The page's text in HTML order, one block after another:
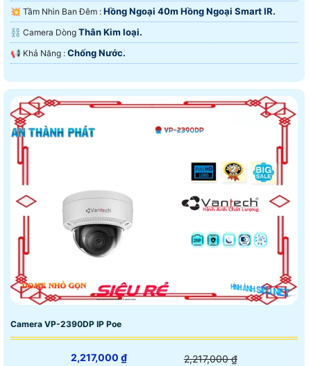
💥 Tầm Nhìn Ban Đêm : Hồng Ngoại 40m Hồng Ngoại Smart IR.
⛓ Camera Dòng Thân Kim loại.
️📢 Khả Năng : Chống Nước.
Camera VP-2390DP IP Poe
2,217,000 ₫ 2,217,000 ₫